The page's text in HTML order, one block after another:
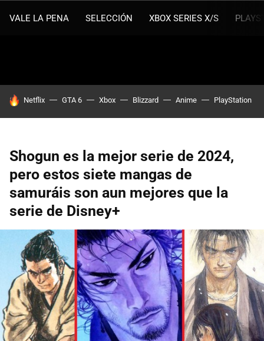
VALE LA PENA SELECCIÓN XBOX SERIES X/S
HOY SE HABLA DE
Netflix GTA 6 Xbox Blizzard Anime PlayStation
Shogun es la mejor serie de 2024,
pero estos siete mangas de
samuráis son aun mejores que la
serie de Disney+